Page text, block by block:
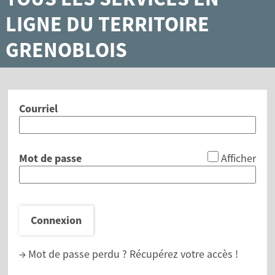
LIGNE DU TERRITOIRE
GRENOBLOIS
Courriel
Mot de passe Afficher
Connexion
→ Mot de passe perdu ? Récupérez votre accès !